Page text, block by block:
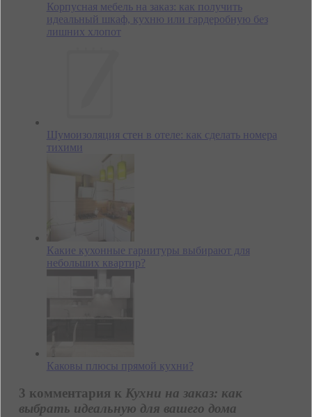
Корпусная мебель на заказ: как получить
идеальный шкаф, кухню или гардеробную без
лишних хлопот
Шумоизоляция стен в отеле: как сделать номера
тихими
Какие кухонные гарнитуры выбирают для
небольших квартир?
Каковы плюсы прямой кухни?
3 комментария к Кухни на заказ: как
выбрать идеальную для вашего дома